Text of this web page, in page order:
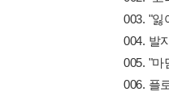
003. "잃
004. 발
005. "마
006. 플